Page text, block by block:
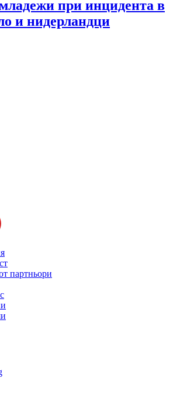
при инцидента в
и нидерландци
партньори